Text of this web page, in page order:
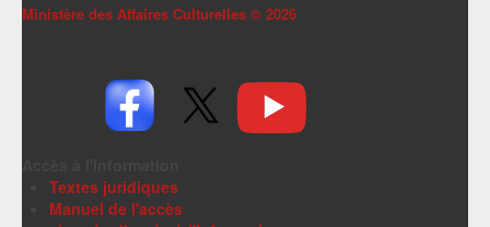
Ministère des Affaires Culturelles © 2026
Textes juridiques
Manuel de l'accès